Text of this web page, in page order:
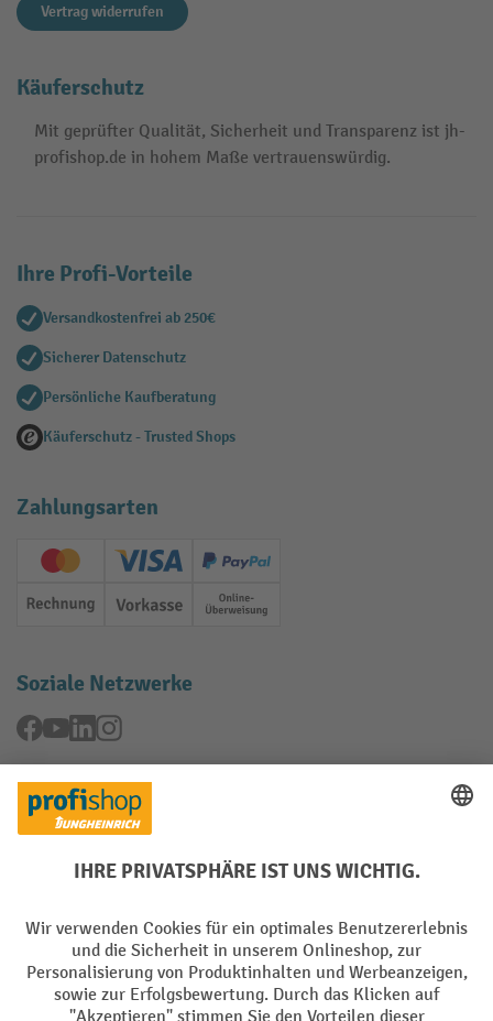
Vertrag widerrufen
Käuferschutz
Mit geprüfter Qualität, Sicherheit und Transparenz ist jh-
profishop.de in hohem Maße vertrauenswürdig.
Ihre Profi-Vorteile
Versandkostenfrei ab 250€
Sicherer Datenschutz
Persönliche Kaufberatung
Käuferschutz - Trusted Shops
Zahlungsarten
Creditcard (Master)Creditcard (Visa)
PayPal
Rechnung Vorkasse Online-Überweisung
Soziale Netzwerke
Facebook
YouTubeLinkedInInstagram
Rücknahme-Services
Elektrogeräte Rückname
Batterie Rückname